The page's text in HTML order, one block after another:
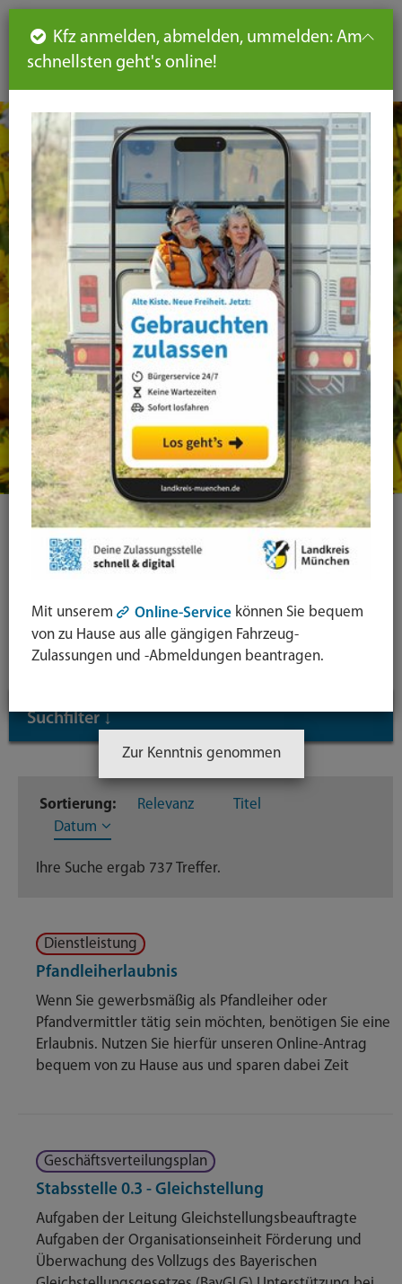
DE
Ihre Suche
Taste
Suche in leichter Sprache
Suchfilter ↓
Dateien
Nachrichten
Themenseite
Veröffentlichungen 9
Sortierung: Relevanz
Titel
Datum
Ihre Suche ergab 737 Treffer.
Dienstleistung
Pfandleiherlaubnis
Wenn Sie gewerbsmäßig als Pfandleiher oder
Pfandvermittler tätig sein möchten, benötigen Sie eine
Erlaubnis. Nutzen Sie hierfür unseren Online-Antrag
bequem von zu Hause aus und sparen dabei Zeit
Geschäftsverteilungsplan
Stabsstelle 0.3 - Gleichstellung
Aufgaben der Leitung Gleichstellungsbeauftragte
Aufgaben der Organisationseinheit Förderung und
Überwachung des Vollzugs des Bayerischen
Seiteninhalt
Hauptnavigation
Seitennavigation
leichte
Sprache
Kfz anmelden, abmelden, ummelden: Am
schnellsten geht's online!
Mit unserem Online-Service können Sie bequem
von zu Hause aus alle gängigen Fahrzeug-
Zulassungen und -Abmeldungen beantragen.
Zur Kenntnis genommen